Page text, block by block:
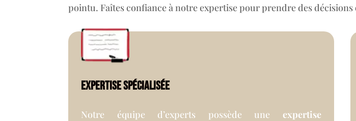
pointu. Faîtes confiance à notre expertise pour prendre des
Expertise spécialisée
Notre équipe d’experts possède une expertise